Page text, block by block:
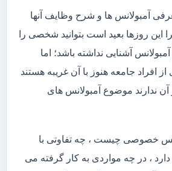
آمبولانس ها و شرح وظایف آنها
این روزها بعید است بتوانید شخصی را
آمبولانس آشنایی نداشته باشد؛ اما
افراد جامعه هنوز با آن غریبه هستند
آن ندارند موضوع آمبولانس های
خصوصی چیست ، چه تفاوتی با
دارد ، در چه مواردی به کار گرفته می